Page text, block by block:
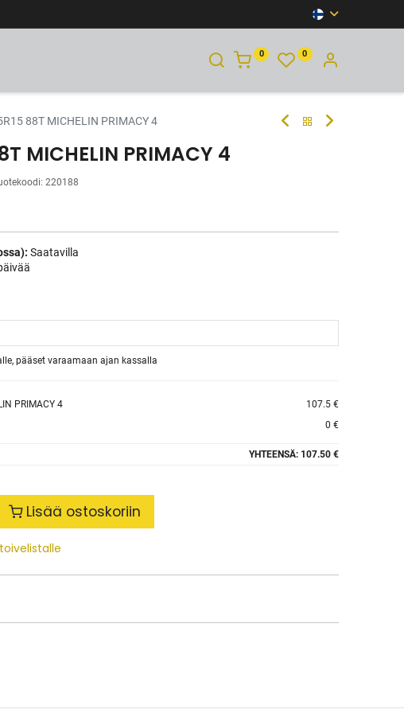
0 0
88T MICHELIN PRIMACY 4
MICHELIN PRIMACY 4
220188
Saatavilla
pääset varaamaan ajan kassalla
PRIMACY 4
107.5 €
0 €
YHTEENSÄ: 107.50 €
Lisää ostoskoriin